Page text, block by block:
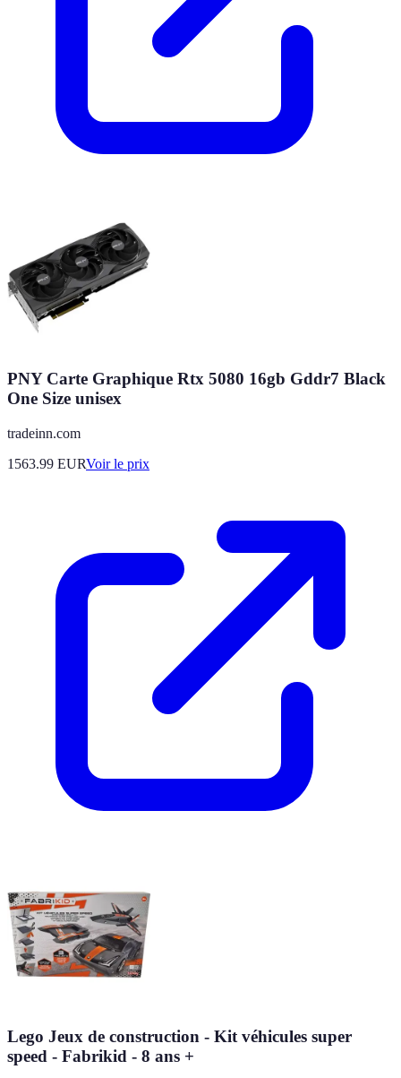
PNY Carte Graphique Rtx 5080 16gb Gddr7 Black
One Size unisex
tradeinn.com
1563.99 EURVoir le prix
Lego Jeux de construction - Kit véhicules super
speed - Fabrikid - 8 ans +